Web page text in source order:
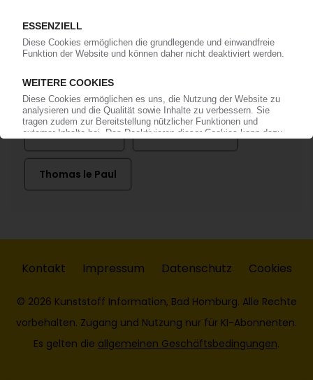
Mehr zu
Temu
Florian Sieber Isabel Weishar
Thomas le Paul
Kontakt Impressum Datenschutz Cookies
© 2026 Kunststoff Information, Bad Homburg. Alle Rechte
vorbehalten. Zugang und Nutzung nur für KI-Abonnenten.
Es gelten die allgemeinen Geschäftsbedingungen.